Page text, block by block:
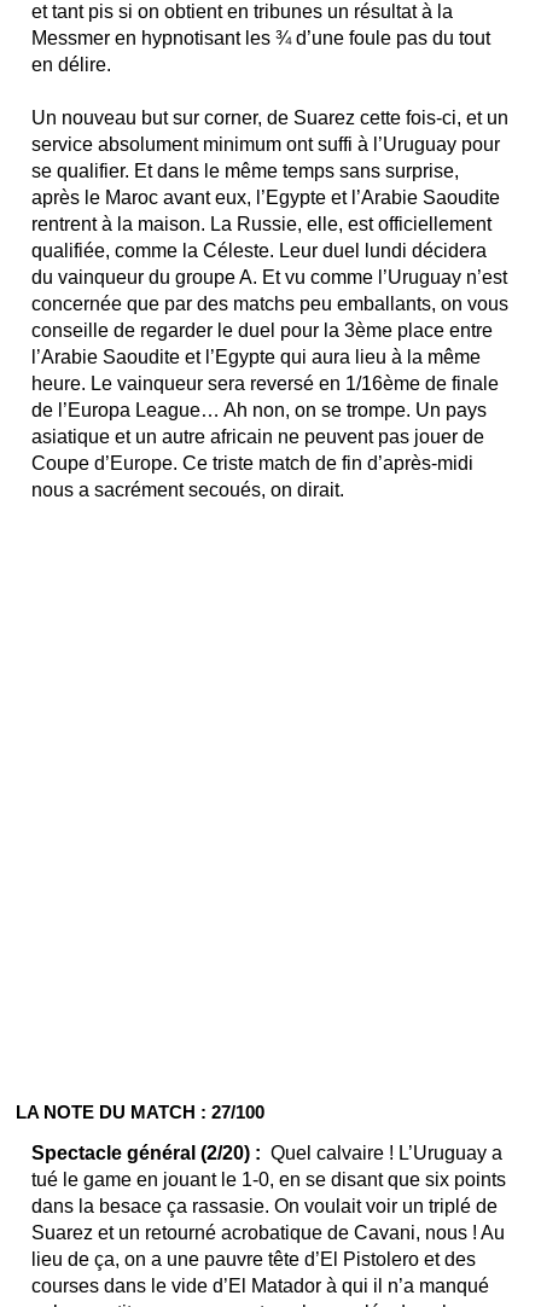
et tant pis si on obtient en tribunes un résultat à la
Messmer en hypnotisant les ¾ d’une foule pas du tout
en délire.
Un nouveau but sur corner, de Suarez cette fois-ci, et un
service absolument minimum ont suffi à l’Uruguay pour
se qualifier. Et dans le même temps sans surprise,
après le Maroc avant eux, l’Egypte et l’Arabie Saoudite
rentrent à la maison. La Russie, elle, est officiellement
qualifiée, comme la Céleste. Leur duel lundi décidera
du vainqueur du groupe A. Et vu comme l’Uruguay n’est
concernée que par des matchs peu emballants, on vous
conseille de regarder le duel pour la 3ème place entre
l’Arabie Saoudite et l’Egypte qui aura lieu à la même
heure. Le vainqueur sera reversé en 1/16ème de finale
de l’Europa League… Ah non, on se trompe. Un pays
asiatique et un autre africain ne peuvent pas jouer de
Coupe d’Europe. Ce triste match de fin d’après-midi
nous a sacrément secoués, on dirait.
LA NOTE DU MATCH : 27/100
Spectacle général (2/20) : Quel calvaire ! L’Uruguay a
tué le game en jouant le 1-0, en se disant que six points
dans la besace ça rassasie. On voulait voir un triplé de
Suarez et un retourné acrobatique de Cavani, nous ! Au
lieu de ça, on a une pauvre tête d’El Pistolero et des
courses dans le vide d’El Matador à qui il n’a manqué